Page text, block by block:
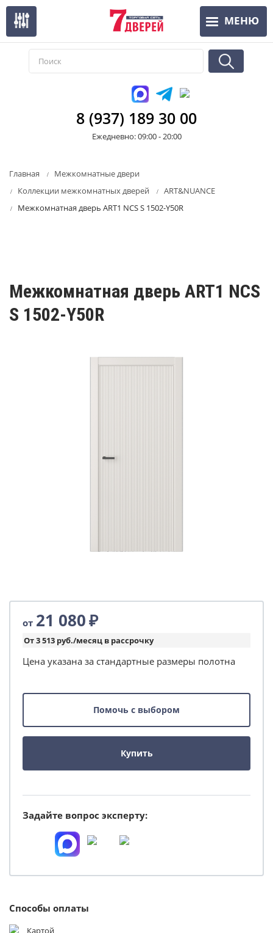
Перейти
основному
содержанию
МЕНЮ
8 (937) 189 30 00
Ежедневно: 09:00 - 20:00
Главная
Межкомнатные двери
Коллекции межкомнатных дверей
ART&NUANCE
Межкомнатная дверь ART1 NCS S 1502-Y50R
Межкомнатная дверь ART1 NCS
S 1502-Y50R
от 21 080₽
От 3 513 руб./месяц в рассрочку
Цена указана за стандартные размеры полотна
Помочь с выбором
Купить
Задайте вопрос эксперту:
Способы оплаты
Картой